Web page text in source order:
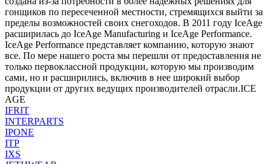
гонщиков по пересеченной местности, стремящихся выйти за
пределы возможностей своих снегоходов. В 2011 году IceAge
расширилась до IceAge Manufacturing и IceAge Performance.
IceAge Performance представляет компанию, которую знают
все. По мере нашего роста мы перешли от предоставления не
только первоклассной продукции, которую мы производим
сами, но и расширились, включив в нее широкий выбор
продукции от других ведущих производителей отрасли.ICE
AGE
IFRIT
INTERPARTS
IPONE
ITP
IXS